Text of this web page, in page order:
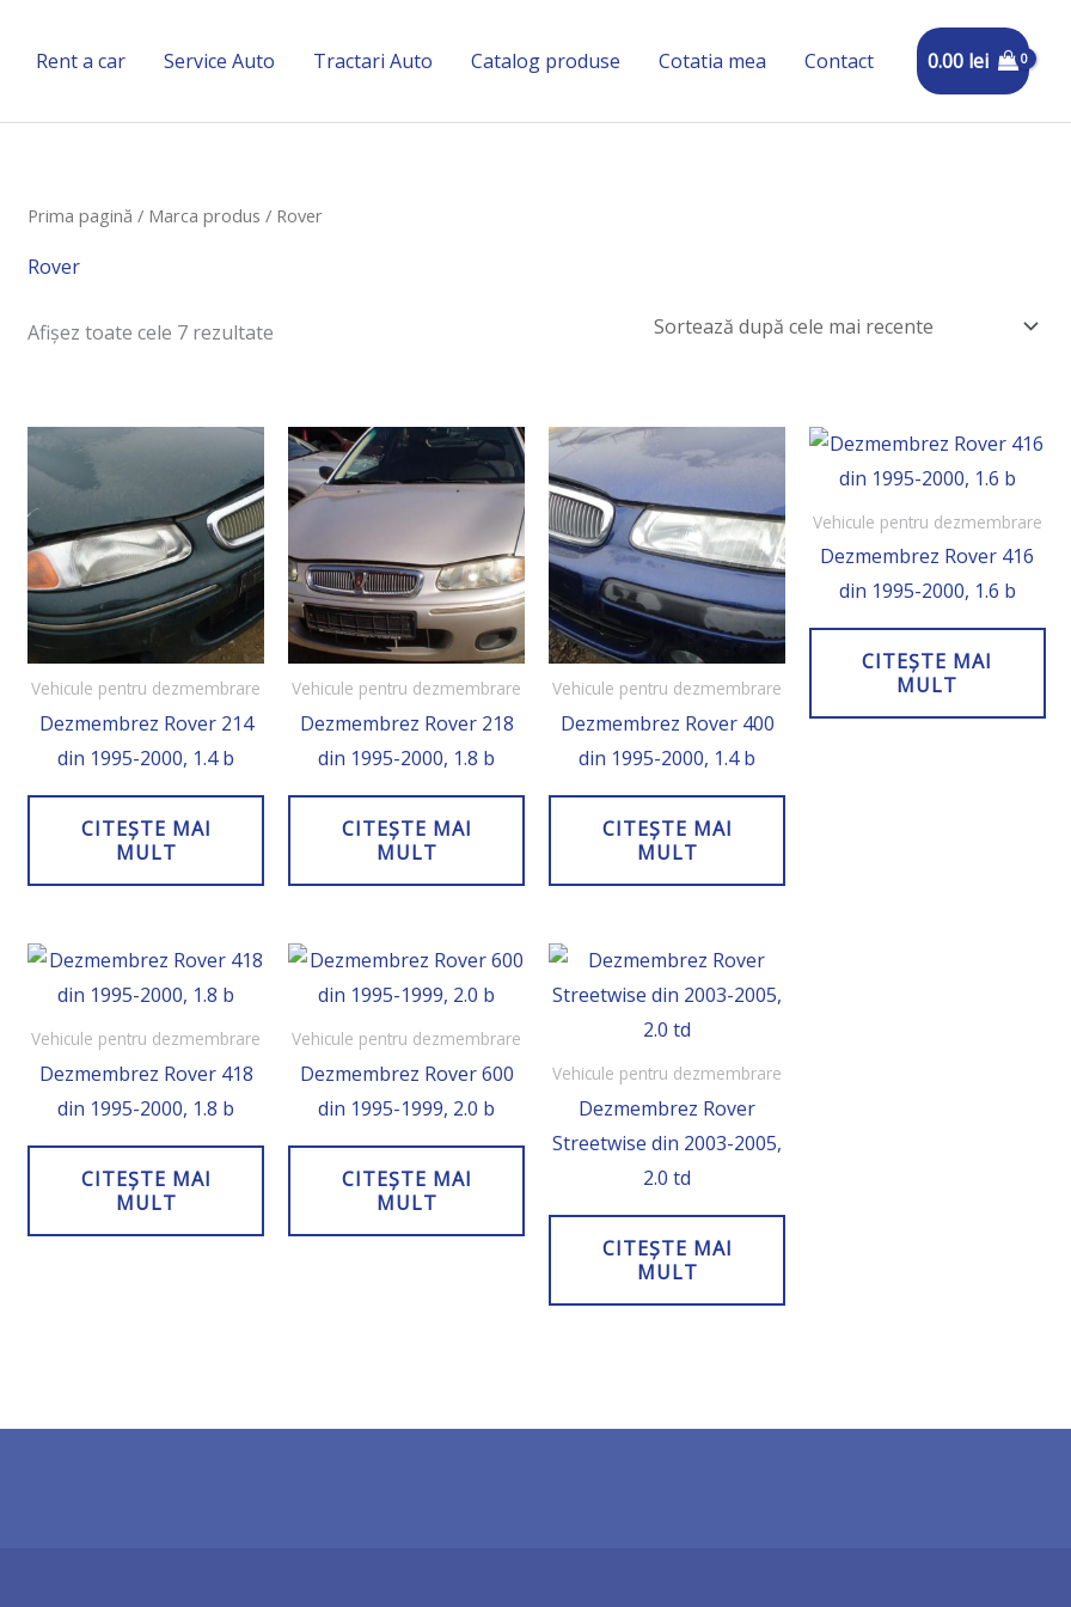
Rent a car Service Auto Tractari Auto Catalog produse Cotatia mea Contact 0.00 lei
Prima pagină / Marca produs / Rover
Rover
Afișez toate cele 7 rezultate
Sortat
după
Vehicule pentru dezmembrare
Dezmembrez Rover 214
din 1995-2000, 1.4 b
CITEȘTE MAI
MULT
Vehicule pentru dezmembrare
Dezmembrez Rover 218
din 1995-2000, 1.8 b
CITEȘTE MAI
MULT
Vehicule pentru dezmembrare
Dezmembrez Rover 400
din 1995-2000, 1.4 b
CITEȘTE MAI
MULT
Vehicule pentru dezmembrare
Dezmembrez Rover 416
din 1995-2000, 1.6 b
CITEȘTE MAI
MULT
Vehicule pentru dezmembrare
Dezmembrez Rover 418
din 1995-2000, 1.8 b
CITEȘTE MAI
MULT
Vehicule pentru dezmembrare
Dezmembrez Rover 600
din 1995-1999, 2.0 b
CITEȘTE MAI
MULT
Vehicule pentru dezmembrare
Dezmembrez Rover
Streetwise din 2003-2005,
2.0 td
CITEȘTE MAI
MULT